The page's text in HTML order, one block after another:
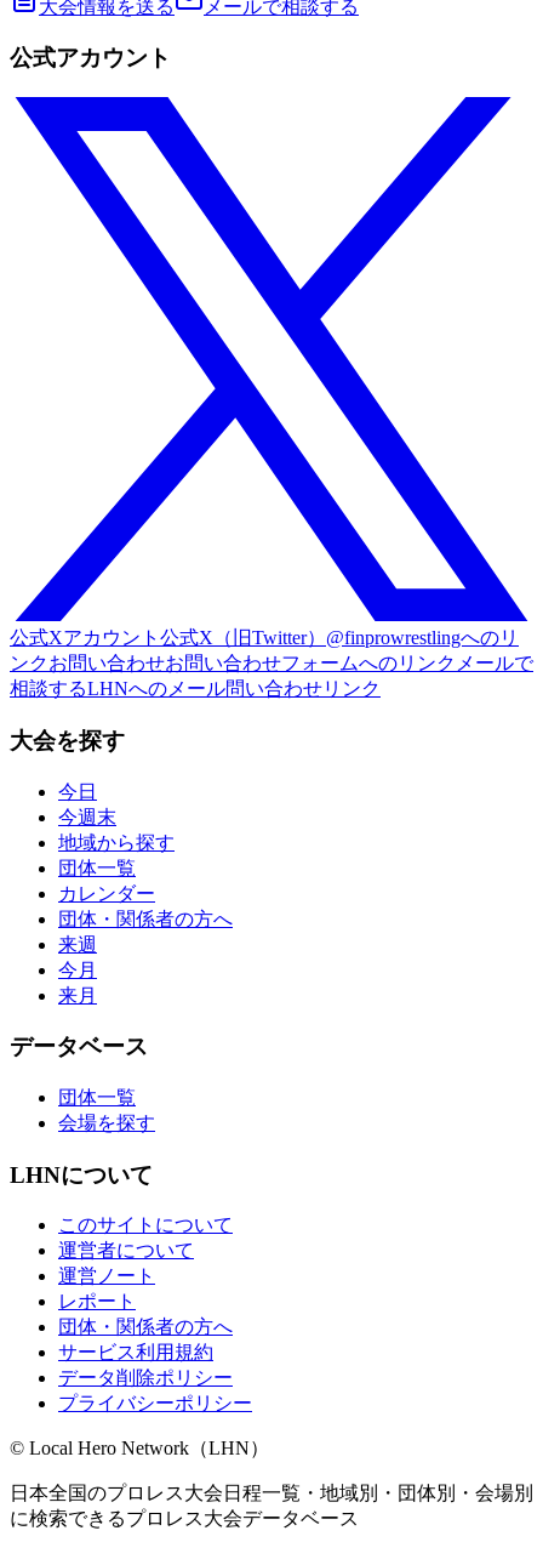
大会情報を送る
メールで相談する
公式アカウント
公式Xアカウント 公式X（旧Twitter）@finprowrestlingへのリ
ンクお問い合わせお問い合わせフォームへのリンク メールで
相談するLHNへのメール問い合わせリンク
大会を探す
今日
今週末
地域から探す
団体一覧
カレンダー
団体・関係者の方へ
来週
今月
来月
データベース
団体一覧
会場を探す
LHNについて
このサイトについて
運営者について
運営ノート
レポート
団体・関係者の方へ
サービス利用規約
データ削除ポリシー
プライバシーポリシー
© Local Hero Network（LHN）
日本全国のプロレス大会日程一覧・地域別・団体別・会場別
に検索できるプロレス大会データベース